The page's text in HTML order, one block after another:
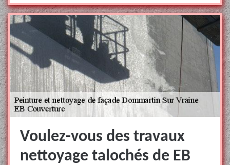
Voulez-vous des travaux
nettoyage talochés de EB